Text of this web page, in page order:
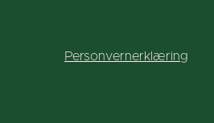
Personvernerklæring